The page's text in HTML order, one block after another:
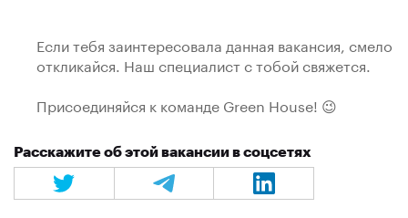
Если тебя заинтересовала данная вакансия, смело
откликайся. Наш специалист с тобой свяжется.
Присоединяйся к команде Green House! 😉
Расскажите об этой вакансии в соцсетях